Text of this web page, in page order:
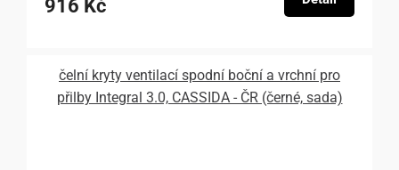
916 Kč
čelní kryty ventilací spodní boční a vrchní pro
přilby Integral 3.0, CASSIDA - ČR (černé, sada)